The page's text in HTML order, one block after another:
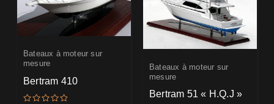
Bateaux à moteur sur
mesure
Bertram 410
Bateaux à moteur sur
mesure
Bertram 51 « H.Q.J »